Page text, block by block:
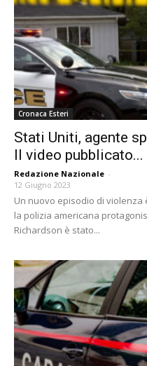
Cronaca Esteri
Stati Uniti, agente
Il video pubblicato...
Redazione Nazionale -
12 Giugno 2023
Un nuovo episodio di violenza
la polizia americana
Richardson è stato...